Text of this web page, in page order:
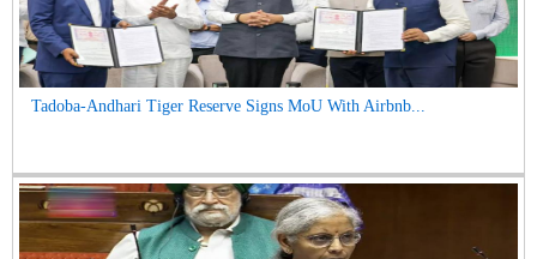
Tadoba-Andhari Tiger Reserve Signs MoU With Airbnb...